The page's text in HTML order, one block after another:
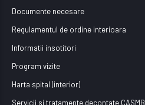
Documente necesare
Regulamentul de ordine interioara
Informatii insotitori
Program vizite
Harta spital (interior)
Servicii si tratamente decontate CASMB